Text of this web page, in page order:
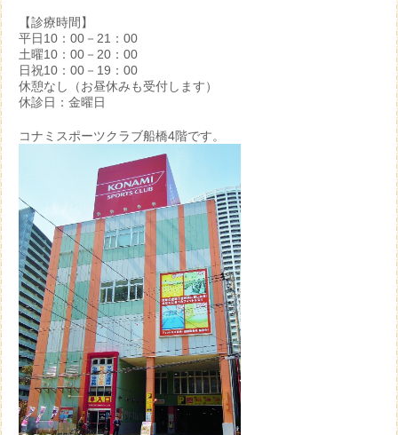
【診療時間】
平日10：00－21：00
土曜10：00－20：00
日祝10：00－19：00
休憩なし（お昼休みも受付します）
休診日：金曜日
コナミスポーツクラブ船橋4階です。